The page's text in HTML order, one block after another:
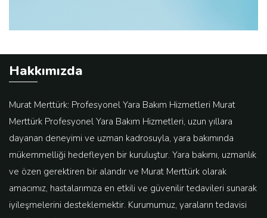
Hakkımızda
Murat Merttürk: Profesyonel Yara Bakım Hizmetleri Murat
Merttürk Profesyonel Yara Bakım Hizmetleri, uzun yıllara
dayanan deneyimi ve uzman kadrosuyla, yara bakımında
mükemmelliği hedefleyen bir kuruluştur. Yara bakımı, uzmanlık
ve özen gerektiren bir alandır ve Murat Merttürk olarak
amacımız, hastalarımıza en etkili ve güvenilir tedavileri sunarak
iyileşmelerini desteklemektir. Kurumumuz, yaraların tedavisi